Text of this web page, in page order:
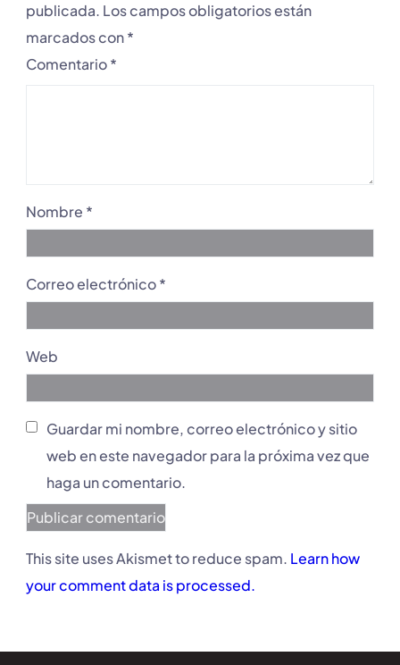
publicada. Los campos obligatorios están
marcados con*
Comentario*
Nombre *
Correo electrónico*
Web
Guardar mi nombre, correo electrónico y sitio
web en este navegador para la próxima vez que
haga un comentario.
This site uses Akismet to reduce spam. Learn how
your comment data is processed.